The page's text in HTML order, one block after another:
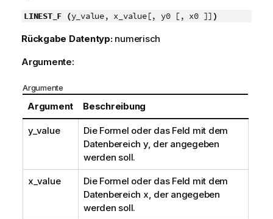
LINEST_F (y_value, x_value[, y0 [, x0 ]] )
Rückgabe Datentyp: numerisch
Argumente:
Argumente
Argument Beschreibung
y_value
Die Formel oder das Feld mit dem
Datenbereich y, der angegeben
werden soll.
x_value
Die Formel oder das Feld mit dem
Datenbereich x, der angegeben
werden soll.